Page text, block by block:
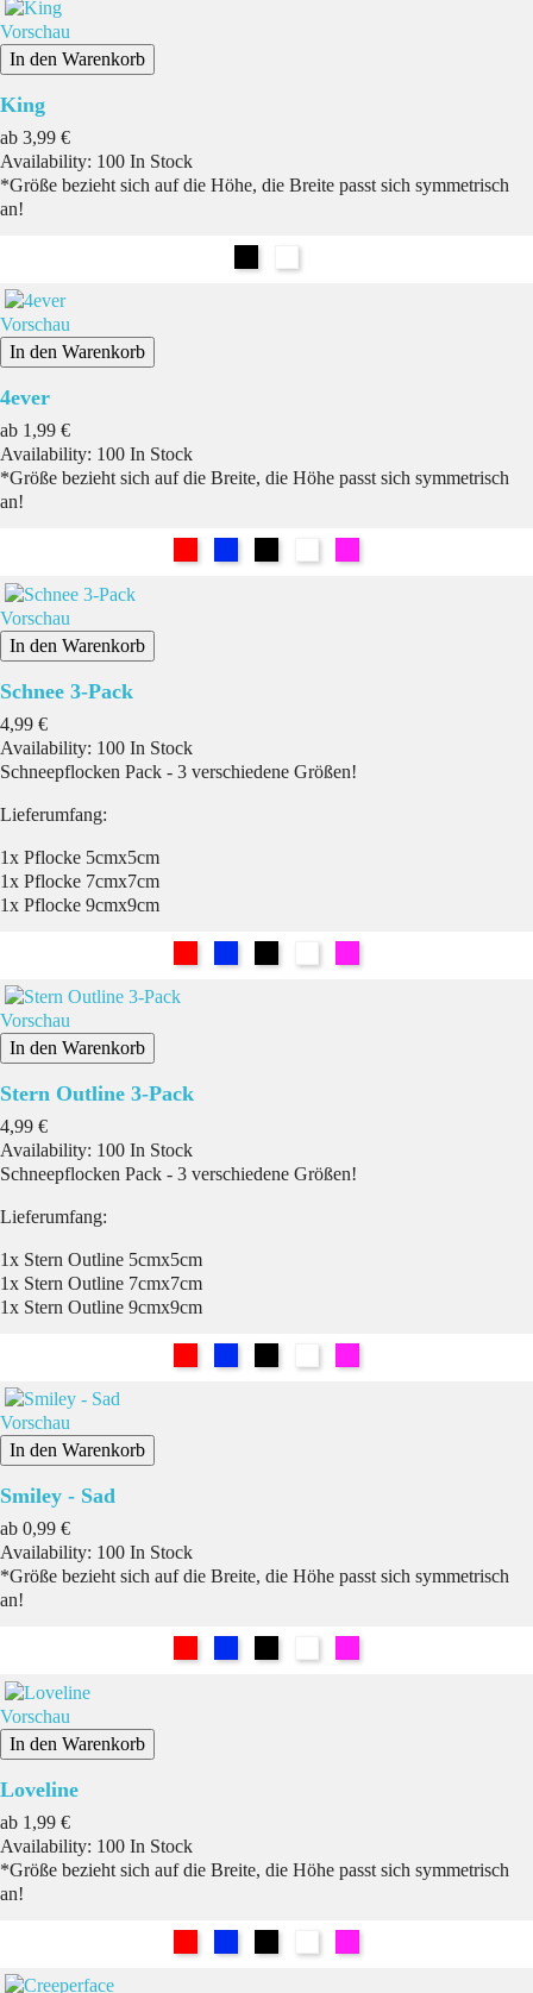
Vorschau
In den Warenkorb
King
ab Preis
3,99 €
Availability: 100 In Stock
*Größe bezieht sich auf die Höhe, die Breite passt sich symmetrisch
an!
Vorschau
In den Warenkorb
4ever
ab Preis
1,99 €
Availability: 100 In Stock
*Größe bezieht sich auf die Breite, die Höhe passt sich symmetrisch
an!
Vorschau
In den Warenkorb
Schnee 3-Pack
Preis
4,99 €
Availability: 100 In Stock
Schneepflocken Pack - 3 verschiedene Größen!
Lieferumfang:
1x Pflocke 5cmx5cm
1x Pflocke 7cmx7cm
1x Pflocke 9cmx9cm
Vorschau
In den Warenkorb
Stern Outline 3-Pack
Preis
4,99 €
Availability: 100 In Stock
Schneepflocken Pack - 3 verschiedene Größen!
Lieferumfang:
1x Stern Outline 5cmx5cm
1x Stern Outline 7cmx7cm
1x Stern Outline 9cmx9cm
Vorschau
In den Warenkorb
Smiley - Sad
ab Preis
0,99 €
Availability: 100 In Stock
*Größe bezieht sich auf die Breite, die Höhe passt sich symmetrisch
an!
Vorschau
In den Warenkorb
Loveline
ab Preis
1,99 €
Availability: 100 In Stock
*Größe bezieht sich auf die Breite, die Höhe passt sich symmetrisch
an!